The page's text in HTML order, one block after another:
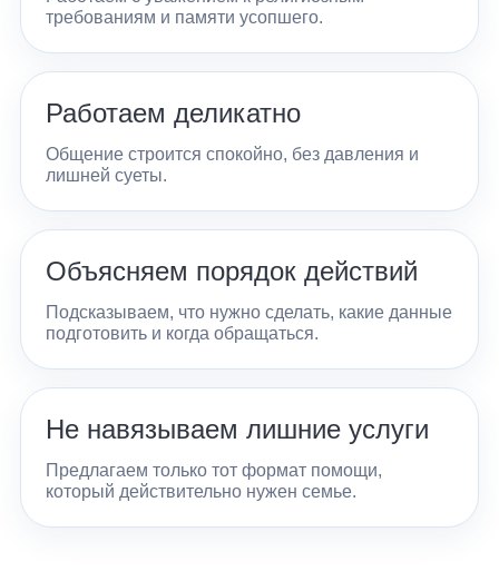
требованиям и памяти усопшего.
Работаем деликатно
Общение строится спокойно, без давления и
лишней суеты.
Объясняем порядок действий
Подсказываем, что нужно сделать, какие данные
подготовить и когда обращаться.
Не навязываем лишние услуги
Предлагаем только тот формат помощи,
который действительно нужен семье.